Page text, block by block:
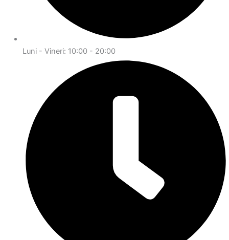
Luni - Vineri: 10:00 - 20:00